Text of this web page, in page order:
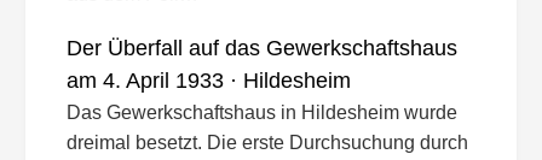
Der Überfall auf das Gewerkschaftshaus
am 4. April 1933 · Hildesheim
Das Gewerkschaftshaus in Hildesheim wurde
dreimal besetzt. Die erste Durchsuchung durch